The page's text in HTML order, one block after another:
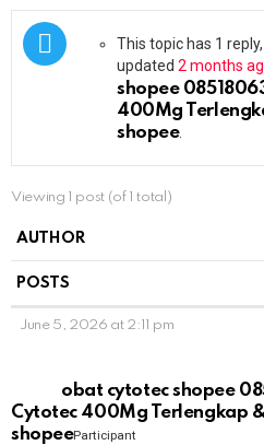
This topic has 1
updated 2 months
shopee
400Mg
shopee.
Viewing 1 post (of 1 total)
AUTHOR
POSTS
June 5, 2026 at 2:11 pm
obat cytotec shopee
Cytotec 400Mg Terlengkap
shopeeParticipant